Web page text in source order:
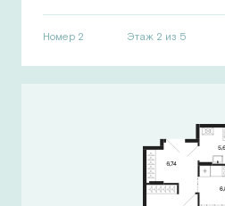
Номер 2 Этаж 2 из 5